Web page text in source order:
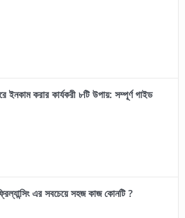
ইনকাম করার কার্যকরী ৮টি উপায়: সম্পূর্ণ গাইড
এর সবচেয়ে সহজ কাজ কোনটি ?